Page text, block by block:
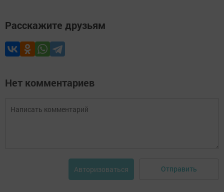
Расскажите друзьям
Нет комментариев
Авторизоваться Отправить